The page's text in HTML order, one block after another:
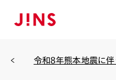
令和8年熊本地震に